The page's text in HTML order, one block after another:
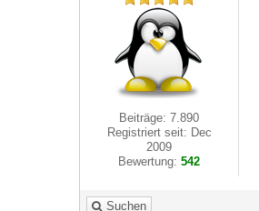
Beiträge: 7.890
Registriert seit: Dec
2009
Bewertung:542
Suchen